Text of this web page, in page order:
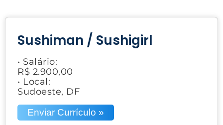
Sushiman / Sushigirl
• Salário:
R$ 2.900,00
• Local:
Sudoeste, DF
Enviar Currículo »